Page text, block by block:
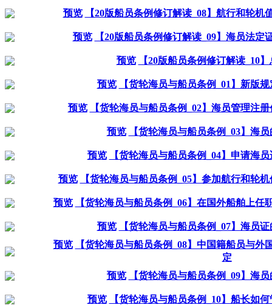
预览 【20版船员条例修订解读_08】航行和轮
预览 【20版船员条例修订解读_09】海员法定
预览 【20版船员条例修订解读_10
预览 【货轮海员与船员条例_01】新版
预览 【货轮海员与船员条例_02】海员管理注
预览 【货轮海员与船员条例_03】海
预览 【货轮海员与船员条例_04】申请海
预览 【货轮海员与船员条例_05】参加航行和轮
预览 【货轮海员与船员条例_06】在国外船舶上
预览
【货轮海员与船员条例_07】海员
预览
【货轮海员与船员条例_08】中国籍船员与
定
预览
【货轮海员与船员条例_09】海
预览 【货轮海员与船员条例_10】船长如